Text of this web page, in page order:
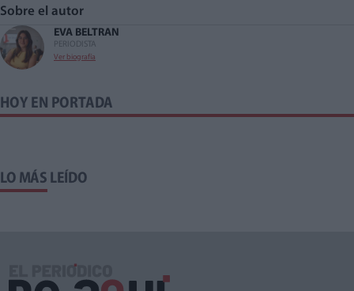
Sobre el autor
EVA BELTRAN
PERIODISTA
Ver biografía
HOY EN PORTADA
LO MÁS LEÍDO